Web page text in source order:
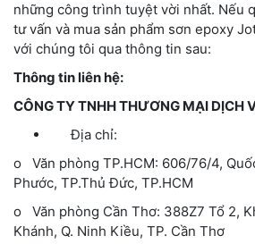
những công trình tuyệt vời nhất. Nếu
tư vấn và mua sản phẩm sơn epoxy
với chúng tôi qua thông tin sau:
Thông tin liên hệ:
CÔNG TY TNHH THƯƠNG MẠI DỊCH
Địa chỉ:
o
Văn phòng TP.HCM: 606/76/4,
Phước, TP.Thủ Đức, TP.HCM
o
Văn phòng Cần Thơ: 388Z7 Tổ 2,
Khánh, Q. Ninh Kiều, TP. Cần Thơ